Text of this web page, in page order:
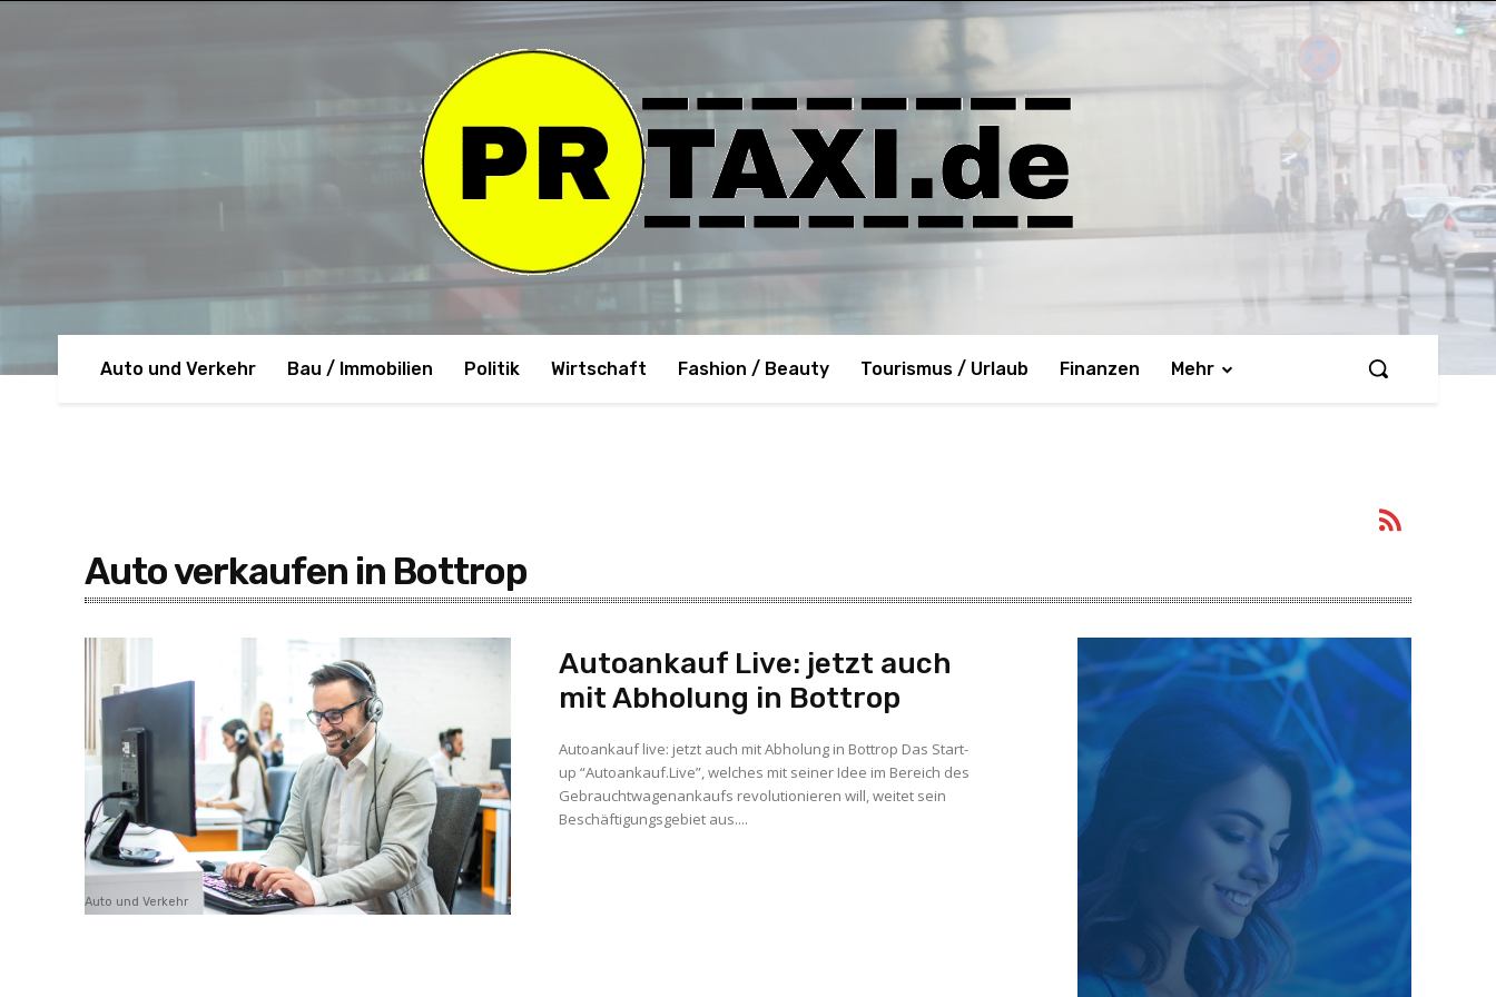
Auto und Verkehr Bau / Immobilien Politik Wirtschaft Fashion / Beauty Tourismus / Urlaub Finanzen Mehr
Auto verkaufen in Bottrop
Auto und Verkehr
Autoankauf Live: jetzt auch
mit Abholung in Bottrop
Autoankauf live: jetzt auch mit Abholung in Bottrop Das Start-
up “Autoankauf.Live”, welches mit seiner Idee im Bereich des
Gebrauchtwagenankaufs revolutionieren will, weitet sein
Beschäftigungsgebiet aus....